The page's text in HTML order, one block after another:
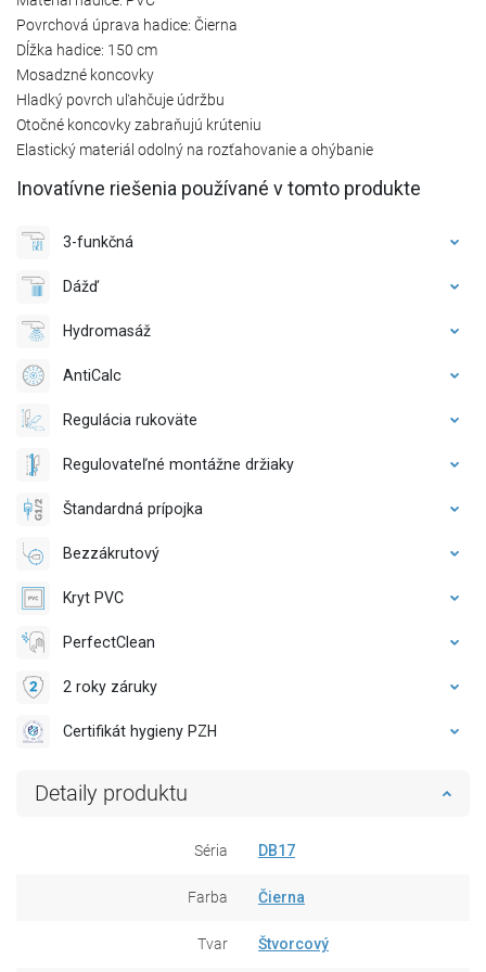
Povrchová úprava hadice: Čierna
Dĺžka hadice: 150 cm
Mosadzné koncovky
Hladký povrch uľahčuje údržbu
Otočné koncovky zabraňujú krúteniu
Elastický materiál odolný na rozťahovanie a ohýbanie
Inovatívne riešenia používané v tomto produkte
3-funkčná
Dážď
Hydromasáž
AntiCalc
Regulácia rukoväte
Regulovateľné montážne držiaky
Štandardná prípojka
Bezzákrutový
Kryt PVC
PerfectClean
2 roky záruky
Certifikát hygieny PZH
Detaily produktu
Séria DB17
Farba Čierna
Tvar Štvorcový